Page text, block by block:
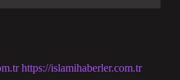
https://islamihaberler.com.tr